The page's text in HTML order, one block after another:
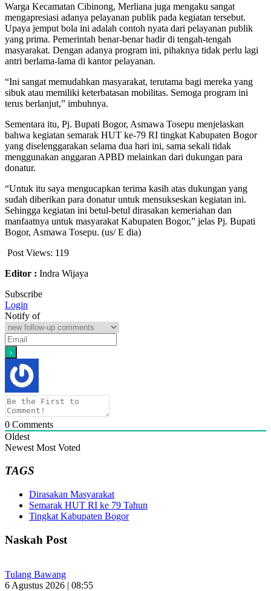
Warga Kecamatan Cibinong, Merliana juga mengaku sangat
mengapresiasi adanya pelayanan publik pada kegiatan tersebut.
Upaya jemput bola ini adalah contoh nyata dari pelayanan publik
yang prima. Pemerintah benar-benar hadir di tengah-tengah
masyarakat. Dengan adanya program ini, pihaknya tidak perlu lagi
antri berlama-lama di kantor pelayanan.
“Ini sangat memudahkan masyarakat, terutama bagi mereka yang
sibuk atau memiliki keterbatasan mobilitas. Semoga program ini
terus berlanjut,” imbuhnya.
Sementara itu, Pj. Bupati Bogor, Asmawa Tosepu menjelaskan
bahwa kegiatan semarak HUT ke-79 RI tingkat Kabupaten Bogor
yang diselenggarakan selama dua hari ini, sama sekali tidak
menggunakan anggaran APBD melainkan dari dukungan para
donatur.
“Untuk itu saya mengucapkan terima kasih atas dukungan yang
sudah diberikan para donatur untuk mensukseskan kegiatan ini.
Sehingga kegiatan ini betul-betul dirasakan kemeriahan dan
manfaatnya untuk masyarakat Kabupaten Bogor,” jelas Pj. Bupati
Bogor, Asmawa Tosepu. (us/ E dia)
Post Views: 119
Editor : Indra Wijaya
Subscribe
Login
Notify of
0 Comments
Oldest
Newest Most Voted
TAGS
Dirasakan Masyarakat
Semarak HUT RI ke 79 Tahun
Tingkat Kabupaten Bogor
Naskah Post
Tulang Bawang
6 Agustus 2026 | 08:55